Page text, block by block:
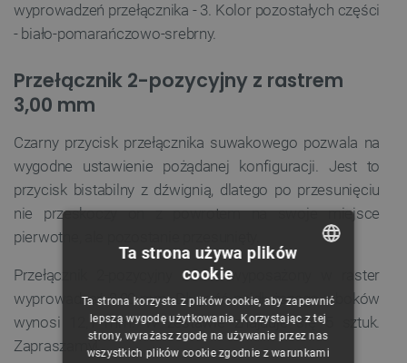
wyprowadzeń przełącznika - 3. Kolor pozostałych części
- biało-pomarańczowo-srebrny.
Przełącznik 2-pozycyjny z rastrem
3,00 mm
Czarny przycisk przełącznika suwakowego pozwala na
wygodne ustawienie pożądanej konfiguracji. Jest to
przycisk bistabilny z dźwignią, dlatego po przesunięciu
nie przeskoczy on z powrotem na swoje miejsce
pierwotne, ale pozostanie przesunięty.
Przełącznik 2-pozycyjny został wyposażony w raster
wyprowadzeń 3,00 mm. Długość najdłuższego z boków
wynosi 12,1 mm. W zestawie znajduje się 5 sztuk.
Zapraszamy!
CZECH
ENGLISH
Ta strona używa plików
cookie
Ta strona korzysta z plików cookie, aby zapewnić
lepszą wygodę użytkowania. Korzystając z tej
strony, wyrażasz zgodę na używanie przez nas
wszystkich plików cookie zgodnie z warunkami